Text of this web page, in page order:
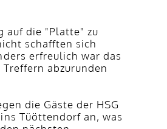
auf die "Platte" zu
schafften sich
erfreulich war das
abzurunden
die Gäste der HSG
Tüöttendorf an, was